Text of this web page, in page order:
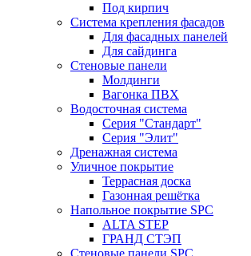
Под кирпич
Система крепления фасадов
Для фасадных панелей
Для сайдинга
Стеновые панели
Молдинги
Вагонка ПВХ
Водосточная система
Серия "Стандарт"
Серия "Элит"
Дренажная система
Уличное покрытие
Террасная доска
Газонная решётка
Напольное покрытие SPC
ALTA STEP
ГРАНД СТЭП
Стеновые панели SPC